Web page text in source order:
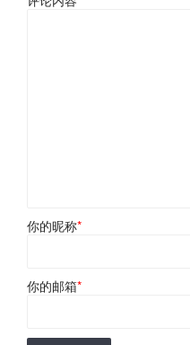
你的昵称*
你的邮箱*